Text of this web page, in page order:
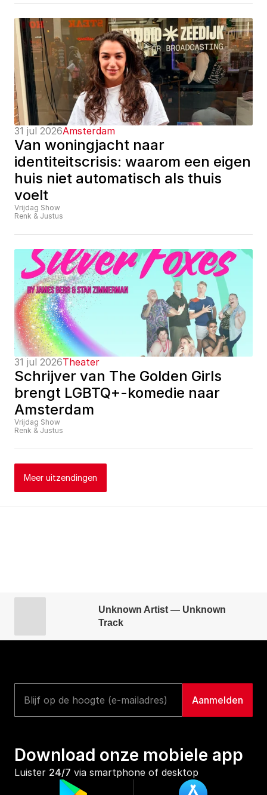
31 jul 2026Amsterdam
Van woningjacht naar
identiteitscrisis: waarom een eigen
huis niet automatisch als thuis
voelt
Vrijdag Show
Renk & Justus
31 jul 2026Theater
Schrijver van The Golden Girls
brengt LGBTQ+-komedie naar
Amsterdam
Vrijdag Show
Renk & Justus
Meer uitzendingen
Unknown Artist — Unknown
Track
Download onze mobiele app
Luister 24/7 via smartphone of desktop